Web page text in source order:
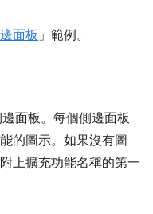
面板」範例。
面板。每個側邊面板
的圖示。如果沒有圖
上擴充功能名稱的第一